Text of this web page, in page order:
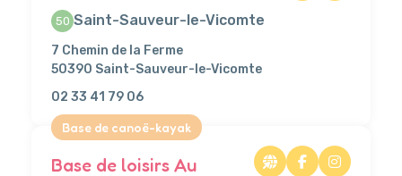
50 Saint-Sauveur-le-Vicomte
7 Chemin de la Ferme
50390 Saint-Sauveur-le-Vicomte
02 33 41 79 06
Base de canoë-kayak
Base de loisirs Au